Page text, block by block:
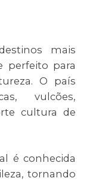
mais
perfeito para
O país
vulcões,
cultura de
é conhecida
tornando